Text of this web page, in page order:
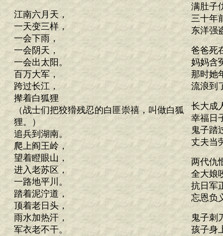
满肚子
三十年
东洋强
爸爸死
妈妈含
那时她
流浪到
长大成
幸福日
鬼子踏
丈夫当
两代仇
全大娘
抗日军
忘恩负
鬼子刺
孩子身
江南六月天，
一天变三样，
一会下雨，
一会阴天，
一会出太阳。
百万大军，
跨过长江，
撵着白狐狸
（战士们把狡猾残忍的白匪崇禧，叫做白狐
狸。）
追兵到湖南。
爬上阎王岭，
望着瞪眼山，
进入老苏区，
一路地平川。
踏着泥泞道，
顶着老日头，
雨水加热汗，
军衣老不干。